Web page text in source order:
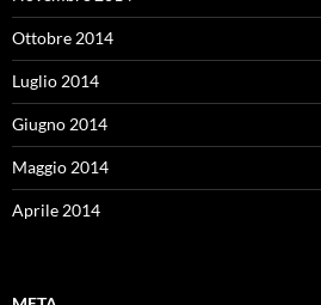
Ottobre 2014
Luglio 2014
Giugno 2014
Maggio 2014
Aprile 2014